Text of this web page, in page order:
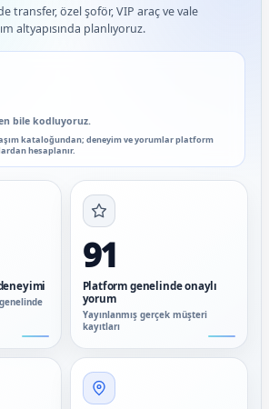
transfer, özel şoför, VIP araç ve vale
altyapısında planlıyoruz.
onaylı yorum
bile kodluyoruz.
kataloğundan; deneyim ve yorumlar platform
hesaplanır.
Baba ağı hizmet deneyimi; 91 platform genelinde
91
Platform genelinde onaylı
yorum
Yayınlanmış gerçek müşteri
kayıtları